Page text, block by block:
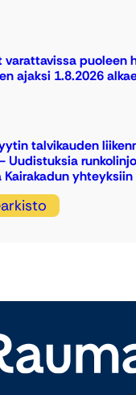
varattavissa puoleen
ajaksi 1.8.2026
talvikauden
Uudistuksia
yhteyksiin